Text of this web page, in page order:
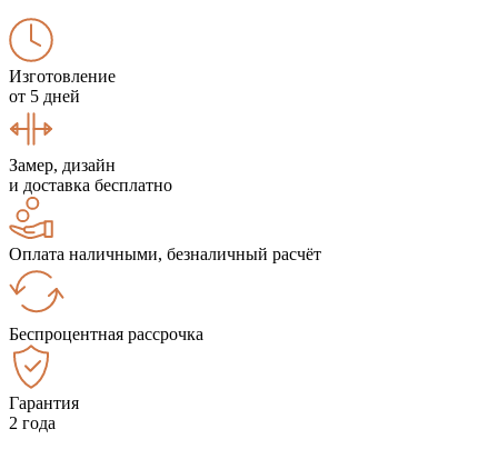
Изготовление
от 5 дней
Замер, дизайн
и доставка бесплатно
Оплата наличными, безналичный расчёт
Беспроцентная рассрочка
Гарантия
2 года